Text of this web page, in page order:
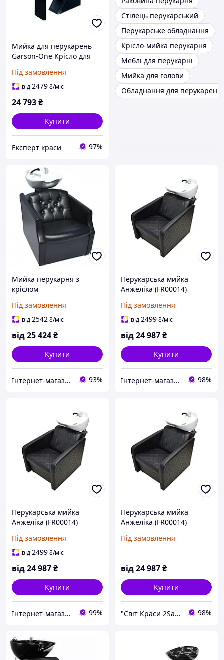
Мийка для перукарень
Garson-One Крісло для
мийки для салонів краси
Під замовлення
від2479₴/міс
24 793₴
Купити
Експерт краси 97%
Стілець перукарський
Перукарське обладнання
Крісло-мийка перукарня
Меблі для перукарні
Мийка для голови
Обладнання для перукарень,
Мийка перукарня з
кріслом
Під замовлення
від2542₴/міс
від25 424₴
Купити
Інтернет-магазин "М-Бьюті" 93%
Перукарська мийка
Анжеліка (FR00014)
Під замовлення
від2499₴/міс
від24 987₴
Купити
Інтернет-магазин "Злий Стиліст" 98%
Перукарська мийка
Анжеліка (FR00014)
Під замовлення
від2499₴/міс
від24 987₴
Купити
Інтернет-магазин "Flattop" 99%
Перукарська мийка
Анжеліка (FR00014)
Під замовлення
від24 987₴
Купити
"Світ Краси 2Salon" Інтернет-магазин 98%